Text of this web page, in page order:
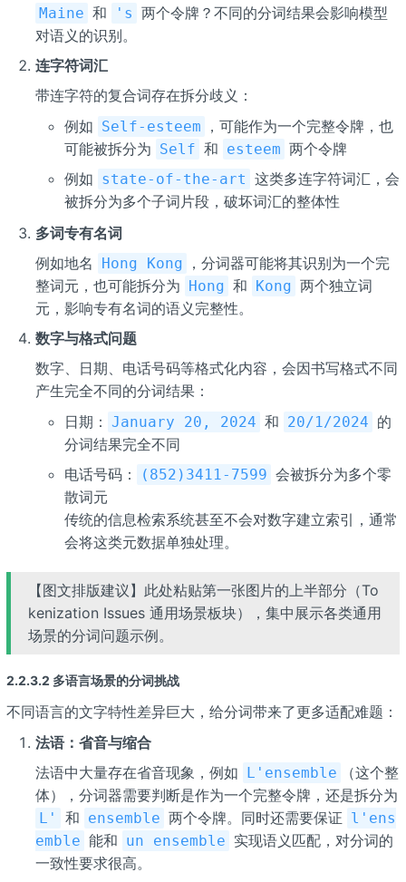
Maine 和 's 两个令牌？不同的分词结果会影响模型
对语义的识别。
连字符词汇
带连字符的复合词存在拆分歧义：
例如 Self-esteem
，可能作为一个完整令牌，也
可能被拆分为 Self 和 esteem 两个令牌
例如 state-of-the-art 这类多连字符词汇，会
被拆分为多个子词片段，破坏词汇的整体性
多词专有名词
例如地名
Hong Kong
，分词器可能将其识别为一个完
整词元，也可能拆分为 Hong 和 Kong 两个独立词
元，影响专有名词的语义完整性。
数字与格式问题
数字、日期、电话号码等格式化内容，会因书写格式不同
产生完全不同的分词结果：
日期： January 20, 2024 和 20/1/2024 的
分词结果完全不同
电话号码：
(852)3411-7599 会被拆分为多个零
散词元
传统的信息检索系统甚至不会对数字建立索引，通常
会将这类元数据单独处理。
【图文排版建议】此处粘贴第一张图片的上半部分（To
kenization Issues 通用场景板块），集中展示各类通用
场景的分词问题示例。
2.2.3.2 多语言场景的分词挑战
不同语言的文字特性差异巨大，给分词带来了更多适配难题：
法语：省音与缩合
法语中大量存在省音现象，例如 L'ensemble
（这个整
体），分词器需要判断是作为一个完整令牌，还是拆分为
L' 和 ensemble 两个令牌。同时还需要保证 l'ens
emble 能和 un ensemble 实现语义匹配，对分词的
一致性要求很高。